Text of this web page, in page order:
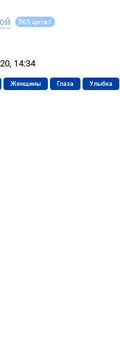
505 цитат
14:34
Женщины Глаза Улыбка